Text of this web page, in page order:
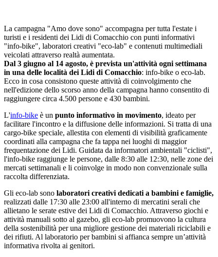
La campagna "Amo dove sono" accompagna per tutta l'estate i
turisti e i residenti dei Lidi di Comacchio con punti informativi
"info-bike", laboratori creativi "eco-lab" e contenuti multimediali
veicolati attraverso realtà aumentata.
Dal 3 giugno al 14 agosto, è prevista un'attività ogni settimana
in una delle località dei Lidi di Comacchio: info-bike o eco-lab.
Ecco in cosa consistono queste attività di coinvolgimento che
nell'edizione dello scorso anno della campagna hanno consentito di
raggiungere circa 4.500 persone e 430 bambini.
L'info-bike è un punto informativo in movimento, ideato per
facilitare l'incontro e la diffusione delle informazioni. Si tratta di una
cargo-bike speciale, allestita con elementi di visibilità graficamente
coordinati alla campagna che fa tappa nei luoghi di maggior
frequentazione dei Lidi. Guidata da informatori ambientali "ciclisti",
l'info-bike raggiunge le persone, dalle 8:30 alle 12:30, nelle zone dei
mercati settimanali e li coinvolge in modo non convenzionale sulla
raccolta differenziata.
Gli eco-lab sono laboratori creativi dedicati a bambini e famiglie,
realizzati dalle 17:30 alle 23:00 all'interno di mercatini serali che
allietano le serate estive dei Lidi di Comacchio. Attraverso giochi e
attività manuali sotto al gazebo, gli eco-lab promuovono la cultura
della sostenibilità per una migliore gestione dei materiali riciclabili e
dei rifiuti. Al laboratorio per bambini si affianca sempre un’attività
informativa rivolta ai genitori.